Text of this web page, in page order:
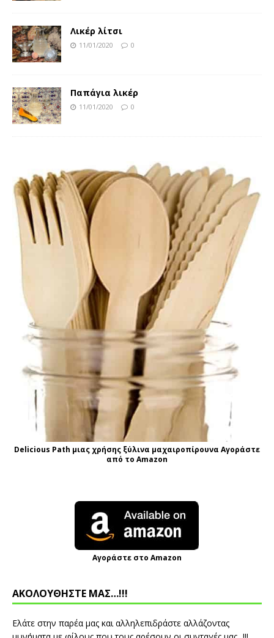
Λικέρ λίτσι
11/01/2020 0
Παπάγια λικέρ
11/01/2020 0
Delicious Path μιας χρήσης ξύλινα μαχαιροπίρουνα Αγοράστε
από το Amazon
Αγοράστε στο Amazon
ΑΚΟΛΟΥΘΗΣΤΕ ΜΑΣ…!!!
Ελάτε στην παρέα μας και αλληλεπιδράστε αλλάζοντας